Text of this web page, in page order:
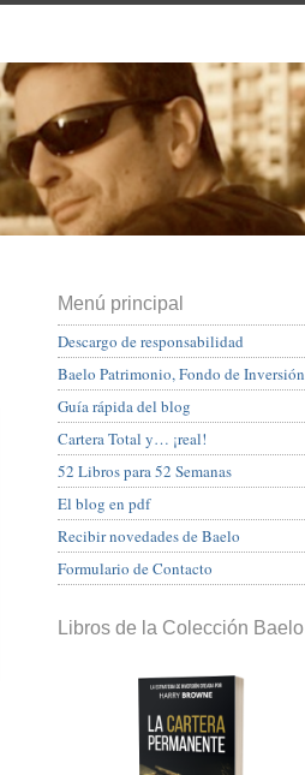
Menú principal
Descargo de responsabilidad
Baelo Patrimonio, Fondo de Inversión
Guía rápida del blog
Cartera Total y… ¡real!
52 Libros para 52 Semanas
El blog en pdf
Recibir novedades de Baelo
Formulario de Contacto
Libros de la Colección Baelo